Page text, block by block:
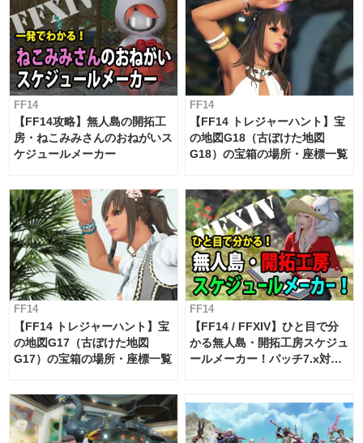
FF14
【FF14攻略】無人島の開拓工
房・ねこみみさんのおねがいス
ケジュールメーカー
FF14
【FF14 トレジャーハント】宝
の地図G18（古ぼけた地図
G18）の宝箱の場所・座標一覧
FF14
【FF14 トレジャーハント】宝
の地図G17（古ぼけた地図
G17）の宝箱の場所・座標一覧
FF14
【FF14 / FFXIV】ひと目で分
かる無人島・開拓工房スケジュ
ールメーカー！パッチ7.x対応